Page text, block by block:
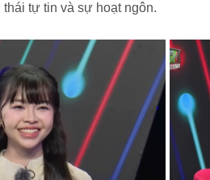
tự tin và sự hoạt ngôn.